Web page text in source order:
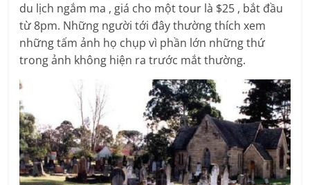
du lịch ngắm ma , giá cho một tour là $25 , bắt đầu
từ 8pm. Những người tới đây thường thích xem
những tấm ảnh họ chụp vì phần lớn những thứ
trong ảnh không hiện ra trước mắt thường.